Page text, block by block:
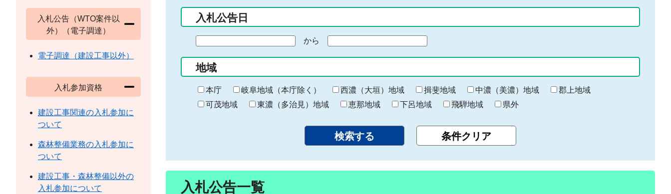
力
入札公告日
の
始
ま
り
から
終
わ
り
地域
本庁 岐阜地域（本庁除く） 西濃（大垣）地域 揖斐地域 中濃（美濃）地域
郡上地域
可茂地域
東濃（多治見）地域 恵那地域 下呂地域 飛騨地域 県外
入札公告一覧
入札公告（WTO案件以
外）（電子調達）
電子調達（建設工事以外）
入札参加資格
建設工事関連の入札参加に
ついて
森林整備業務の入札参加に
ついて
建設工事・森林整備以外の
入札参加について